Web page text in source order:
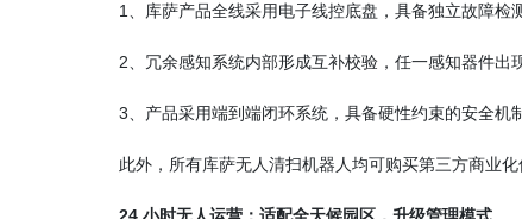
1、库萨产品全线采用电子线控底盘，具备独立故障检
2、冗余感知系统内部形成互补校验，任一感知器件出
3、产品采用端到端闭环系统，具备硬性约束的安全机
此外，所有库萨无人清扫机器人均可购买第三方商业